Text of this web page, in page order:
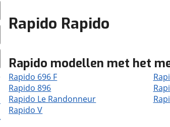
Rapido Rapido
Rapido modellen met het
Rapido 696 F
Rapido 896
Rapido Le Randonneur
Rapido V